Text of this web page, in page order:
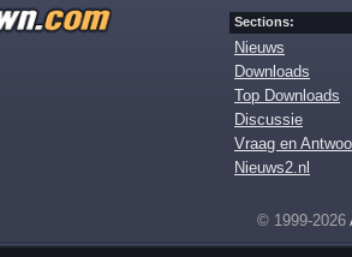
Sections:
Nieuws
Downloads
Top Downloads
Discussie
Vraag en
Nieuws2.nl
© 1999-2026